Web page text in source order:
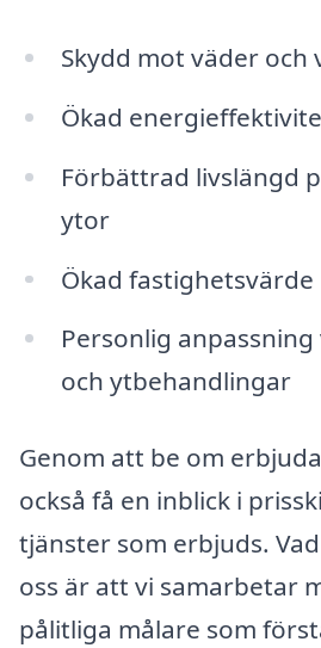
Skydd mot väder och
Ökad
Förbättrad livslängd
ytor
Ökad fastighetsvärde
Personlig
och ytbehandlingar
Genom att be om
också få en inblick i
tjänster som erbjuds.
oss är att vi samarbetar
pålitliga målare som